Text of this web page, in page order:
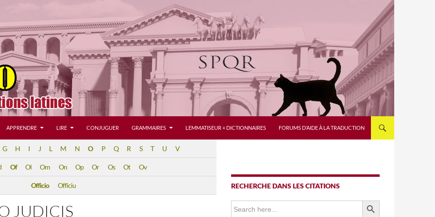
APPRENDRE LIRE CONJUGUER GRAMMAIRES LEMMATISEUR + DICTIONNAIRES FORUMS D’AIDE À LA TRADUCTION
G H I J L M N O P Q R S T U V
Of Ol Om On Op Or Os Ot Ov
Officio Officiu
JUDICIS
RECHERCHE DANS LES CITATIONS
Search
for:
SEARCH BUTTON